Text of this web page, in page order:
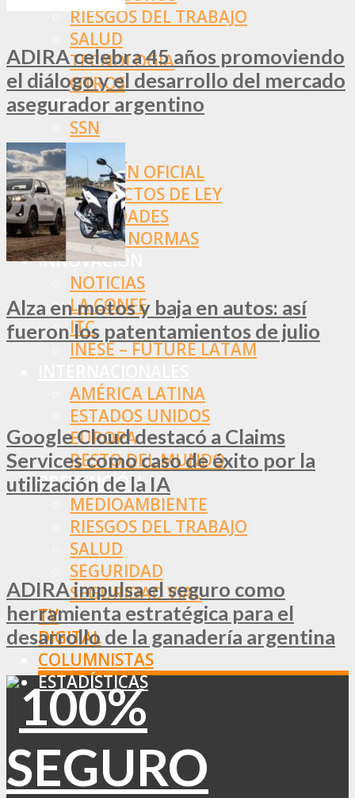
RIESGOS DEL TRABAJO
SALUD
TECNOLOGÍA
OTROS
NORMAS
SSN
SRT
BOLETÍN OFICIAL
PROYECTOS DE LEY
SOCIEDADES
OTRAS NORMAS
INNOVACIÓN
NOTICIAS
LA CONFE
ITC
INESE – FÜTURE LATAM
AMÉRICA LATINA
ESTADOS UNIDOS
EUROPA
RESTO DEL MUNDO
PREVENCIÓN
MEDIOAMBIENTE
RIESGOS DEL TRABAJO
SALUD
SEGURIDAD
SEGURIDAD VIAL
TV
DIGITAL
COLUMNISTAS
ESTADÍSTICAS
ADIRA celebra 45 años promoviendo
el diálogo y el desarrollo del mercado
asegurador argentino
Alza en motos y baja en autos: así
fueron los patentamientos de julio
Google Cloud destacó a Claims
Services como caso de éxito por la
utilización de la IA
ADIRA impulsa el seguro como
herramienta estratégica para el
desarrollo de la ganadería argentina